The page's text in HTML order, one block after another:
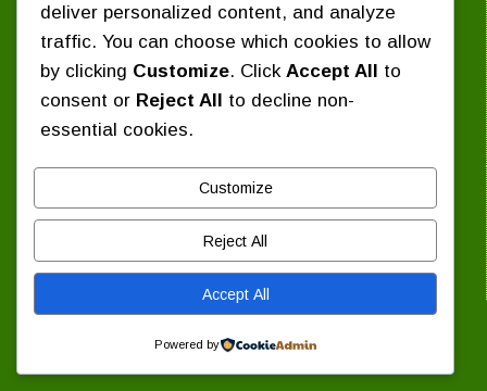
৪ দফা কর্মসূচি
প্রশ্নোত্তর
নির্বাচিত সংবাদ
প্রেস বিজ্ঞপ্তি / বিবৃতি
ইমেইল: chhatra.majlis@gmail.com
Copyright © 2026 — Bangladesh Islami Chhatra Majlis All
deliver personalized content, and analyze
traffic. You can choose which cookies to allow
by clicking Customize. Click Accept All to
consent or Reject All to decline non-
essential cookies.
Customize
Reject All
Accept All
Powered by